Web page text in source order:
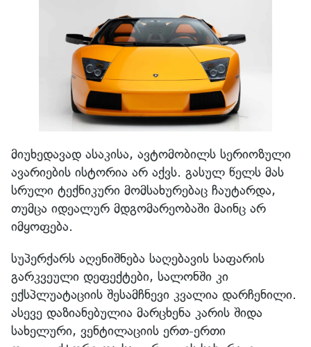
მიუხედავად ასაკისა, ავტომობილს სერიოზული
ავარიების ისტორია არ აქვს. გასულ წელს მას
სრული ტექნიკური მომსახურებაც ჩაუტარდა,
თუმცა იდეალურ მდგომარეობაში მაინც არ
იმყოფება.
სუპერქარს აღენიშნება საღებავის საფარის
გარკვეული დეფექტები, სალონში კი
ექსპლუატაციის შესამჩნევი კვალია დარჩენილი.
ასევე დაზიანებულია მარცხენა კარის შიდა
სახელური, ვენტილაციის ერთ-ერთი